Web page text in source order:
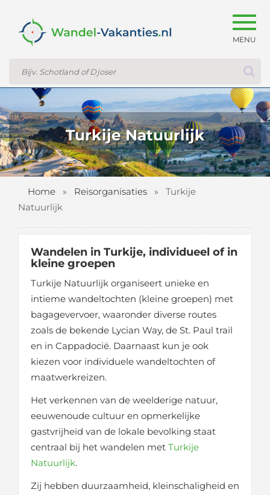
Turkije Natuurlijk
Home » Reisorganisaties »
Turkije
Natuurlijk
Wandelen in Turkije, individueel of in
kleine groepen
Turkije Natuurlijk organiseert unieke en
intieme wandeltochten (kleine groepen) met
bagagevervoer, waaronder diverse routes
zoals de bekende Lycian Way, de St. Paul trail
en in Cappadocië. Daarnaast kun je ook
kiezen voor individuele wandeltochten of
maatwerkreizen.
Het verkennen van de weelderige natuur,
eeuwenoude cultuur en opmerkelijke
gastvrijheid van de lokale bevolking staat
centraal bij het wandelen met Turkije
Natuurlijk.
Zij hebben duurzaamheid, kleinschaligheid en